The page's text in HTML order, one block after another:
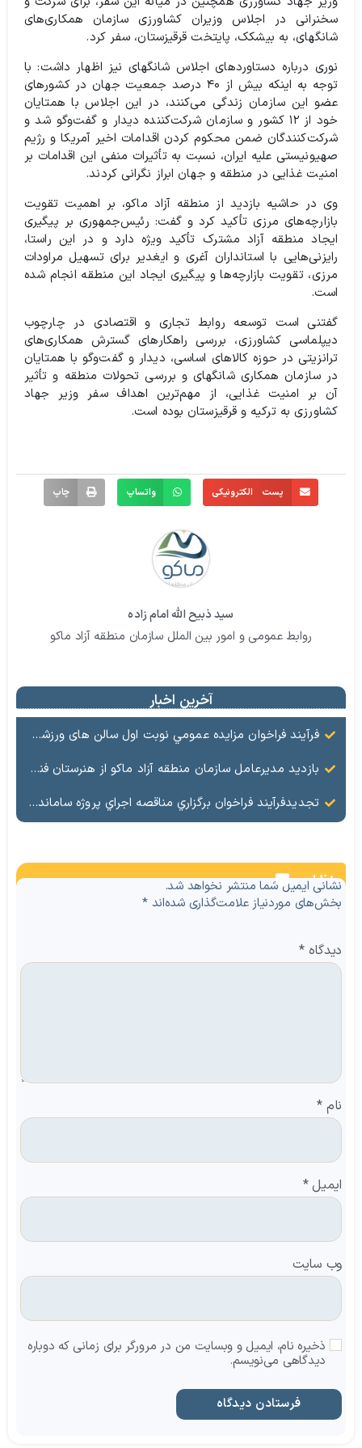
سخنرانی در اجلاس وزیران کشاورزی سازمان همکاری‌های
شانگهای، به بیشکک، پایتخت قرقیزستان، سفر کرد.
نوری درباره دستاوردهای اجلاس شانگهای نیز اظهار داشت: با
توجه به اینکه بیش از ۴۰ درصد جمعیت جهان در کشورهای
عضو این سازمان زندگی می‌کنند، در این اجلاس با همتایان
خود از ۱۲ کشور و سازمان شرکت‌کننده دیدار و گفت‌وگو شد و
شرکت‌کنندگان ضمن محکوم کردن اقدامات اخیر آمریکا و رژیم
صهیونیستی علیه ایران، نسبت به تأثیرات منفی این اقدامات بر
امنیت غذایی در منطقه و جهان ابراز نگرانی کردند.
وی در حاشیه بازدید از منطقه آزاد ماکو، بر اهمیت تقویت
بازارچه‌های مرزی تأکید کرد و گفت: رئیس‌جمهوری بر پیگیری
ایجاد منطقه آزاد مشترک تأکید ویژه دارد و در این راستا،
رایزنی‌هایی با استانداران آغری و ایغدیر برای تسهیل مراودات
مرزی، تقویت بازارچه‌ها و پیگیری ایجاد این منطقه انجام شده
است.
گفتنی است توسعه روابط تجاری و اقتصادی در چارچوب
دیپلماسی کشاورزی، بررسی راهکارهای گسترش همکاری‌های
ترانزیتی در حوزه کالاهای اساسی، دیدار و گفت‌وگو با همتایان
در سازمان همکاری شانگهای و بررسی تحولات منطقه و تأثیر
آن بر امنیت غذایی، از مهم‌ترین اهداف سفر وزیر جهاد
کشاورزی به ترکیه و قرقیزستان بوده است.
پست الکترونیکی واتساپ چاپ
سید ذبیح الله امام زاده
روابط عمومی و امور بین الملل سازمان منطقه آزاد ماکو
آخرین اخبار
فرآيند فراخوان مزایده عمومي نوبت اول سالن های ورزشی تحت اختیار منطقه آزاد ماکو در شهرهای بازرگان – شوط و پلدشت
بازدید مدیرعامل سازمان منطقه آزاد ماکو از هنرستان فنی شهید پیر احمدی؛ بررسی میدانی مشکلات و موانع آموزشی
تجدیدفرآيند فراخوان برگزاري مناقصه اجراي پروژه ساماندهي و زيباسازي بلوار پليس راه ماكو
نظرات
نشانی ایمیل شما منتشر نخواهد شد.
بخش‌های موردنیاز علامت‌گذاری شده‌اند*
دیدگاه*
نام *
ایمیل*
وب‌ سایت
ذخیره نام، ایمیل و وبسایت من در مرورگر برای زمانی که دوباره
دیدگاهی می‌نویسم.